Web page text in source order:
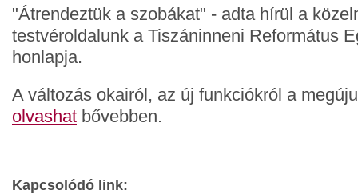
"Átrendeztük a szobákat" - adta hírül a
testvéroldalunk a Tiszáninneni Református
honlapja.
A változás okairól, az új funkciókról a
olvashat bővebben.
Kapcsolódó link: